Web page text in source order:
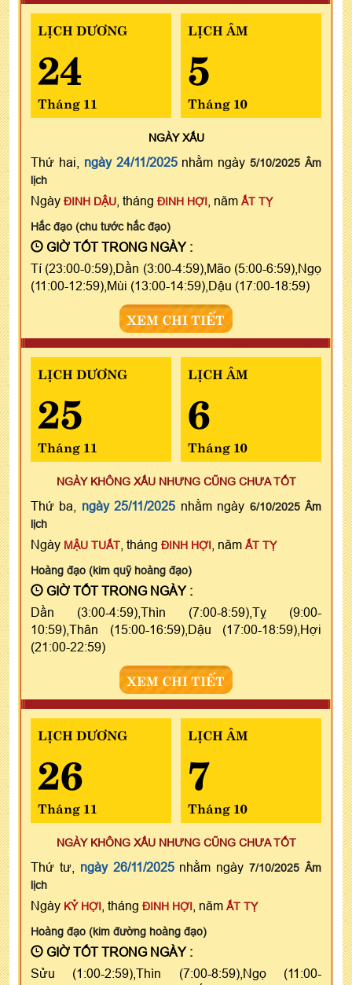
LỊCH DƯƠNG
24
Tháng 11
LỊCH ÂM
5
Tháng 10
NGÀYXẤU
Thứ hai, ngày 24/11/2025nhằm ngày5/10/2025 Âm
lịch
Ngày ĐINH DẬU , tháng ĐINH HỢI , năm ẤT TỴ
Hắc đạo (chu tước hắc đạo)
GIỜ TỐT TRONG NGÀY :
Tí (23:00-0:59),Dần (3:00-4:59),Mão (5:00-6:59),Ngọ
(11:00-12:59),Mùi (13:00-14:59),Dậu (17:00-18:59)
XEM CHI TIẾT
LỊCH DƯƠNG
25
Tháng 11
LỊCH ÂM
6
Tháng 10
NGÀY KHÔNG XẤU NHƯNG CŨNG CHƯA TỐT
Thứ ba, ngày 25/11/2025 nhằm ngày 6/10/2025 Âm
lịch
Ngày MẬU TUẤT , tháng ĐINH HỢI , năm ẤT TỴ
Hoàng đạo (kim quỹ hoàng đạo)
GIỜ TỐT TRONG NGÀY :
Dần (3:00-4:59),Thìn (7:00-8:59),Tỵ (9:00-
10:59),Thân (15:00-16:59),Dậu (17:00-18:59),Hợi
(21:00-22:59)
XEM CHI TIẾT
LỊCH DƯƠNG
26
Tháng 11
LỊCH ÂM
7
Tháng 10
NGÀY KHÔNG XẤU NHƯNG CŨNG CHƯA TỐT
Thứ tư, ngày 26/11/2025nhằm ngày7/10/2025 Âm
lịch
Ngày KỶ HỢI , tháng ĐINH HỢI , năm ẤT TỴ
Hoàng đạo (kim đường hoàng đạo)
GIỜ TỐT TRONG NGÀY :
Sửu (1:00-2:59),Thìn (7:00-8:59),Ngọ (11:00-